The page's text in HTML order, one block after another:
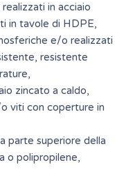
in acciaio
in tavole di HDPE,
e/o realizzati
resistente
zincato a caldo,
viti con coperture in
parte superiore della
o polipropilene,